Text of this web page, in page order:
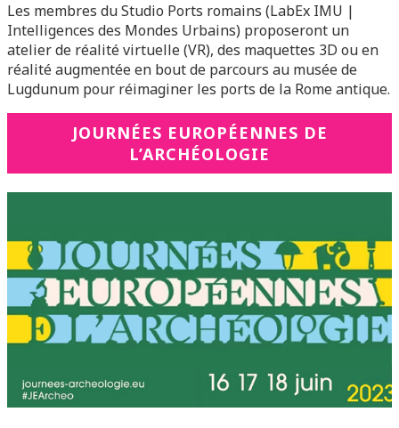
Les membres du Studio Ports romains (LabEx IMU |
Intelligences des Mondes Urbains) proposeront un
atelier de réalité virtuelle (VR), des maquettes 3D ou en
réalité augmentée en bout de parcours au musée de
Lugdunum pour réimaginer les ports de la Rome antique.
JOURNÉES EUROPÉENNES DE
L’ARCHÉOLOGIE